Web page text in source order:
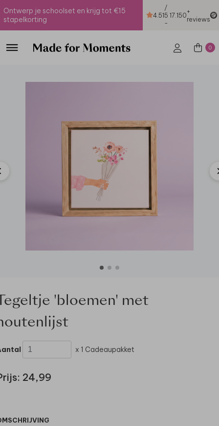
Ontwerp je schoolset en krijg tot €15
stapelkorting
4.51
/
5
-
17.150+
reviews
0
'bloemen' met
x 1 Cadeaupakket
24,99